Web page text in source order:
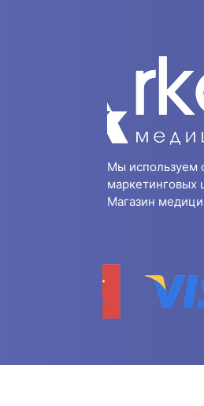
Мы используем
маркетинговых
Магазин